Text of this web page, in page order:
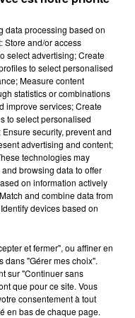
que
plusieurs
du sol.
"dans les dix
sous conditions
data processing based on
Store and/or access
select advertising; Create
to select personalised
Measure content
statistics or combinations
improve services; Create
to select personalised
security, prevent and
advertising and content;
technologies may
browsing data to offer
on information actively
and combine data from
devices based on
et fermer", ou affiner en
dans "Gérer mes choix".
sur "Continuer sans
que pour ce site. Vous
consentement à tout
en bas de chaque page.